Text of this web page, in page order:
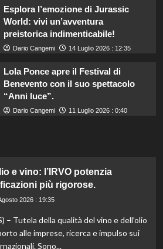
Esplora l’emozione di Jurassic
World: vivi un’avventura
preistorica indimenticabile!
Dario Cangemi 14 Luglio 2026 : 12:35
Lola Ponce apre il Festival di
Benevento con il suo spettacolo
“Anni luce”.
Dario Cangemi 11 Luglio 2026 : 0:40
e vino: l’IRVO potenzia
più rigorose.
2026 : 19:35
– Tutela della qualità del vino e dell’olio
alle imprese, ricerca e impulso sui
Sono...